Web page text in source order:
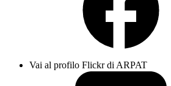
Vai al profilo Flickr di ARPAT